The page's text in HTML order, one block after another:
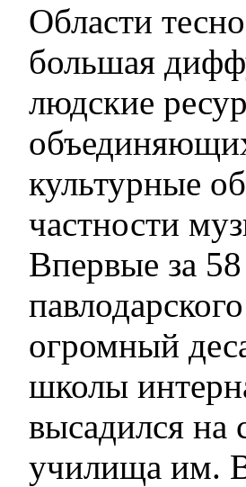
Области
большая
людские
культурные
частности
Впервые за
огромный
школы
высадился на
училища им.